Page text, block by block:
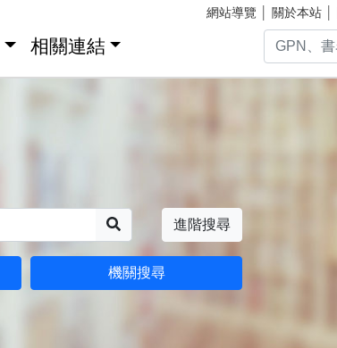
網站導覽 關於本站
相關連結
進階搜尋
機關搜尋